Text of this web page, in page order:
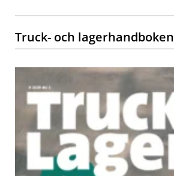
Truck- och lagerhandboken